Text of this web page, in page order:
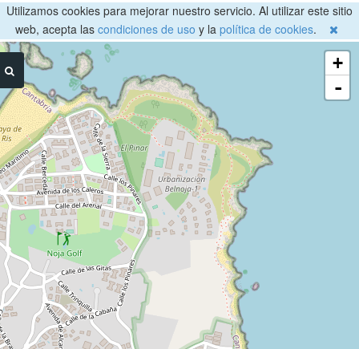
Utilizamos cookies para mejorar nuestro servicio. Al utilizar este sitio
web, acepta las condiciones de uso y la política de cookies.
+
-